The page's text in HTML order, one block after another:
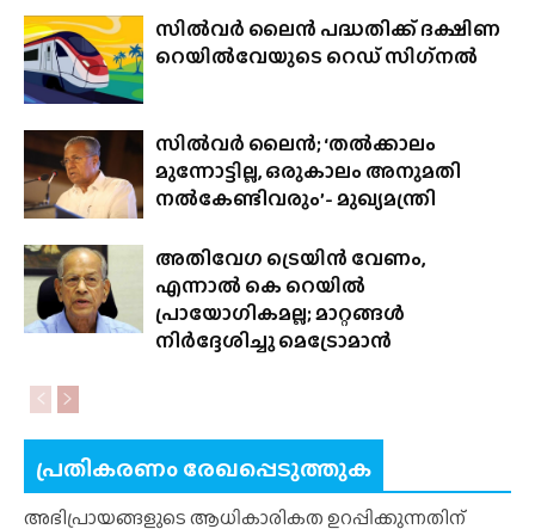
സിൽവർ ലൈൻ പദ്ധതിക്ക് ദക്ഷിണ
റെയിൽവേയുടെ റെഡ് സിഗ്‌നൽ
സിൽവർ ലൈൻ; ‘തൽക്കാലം
മുന്നോട്ടില്ല, ഒരുകാലം അനുമതി
നൽകേണ്ടിവരും’- മുഖ്യമന്ത്രി
അതിവേഗ ട്രെയിൻ വേണം,
എന്നാൽ കെ റെയിൽ
പ്രായോഗികമല്ല; മാറ്റങ്ങൾ
നിർദ്ദേശിച്ചു മെട്രോമാൻ
പ്രതികരണം രേഖപ്പെടുത്തുക
അഭിപ്രായങ്ങളുടെ ആധികാരികത ഉറപ്പിക്കുന്നതിന്